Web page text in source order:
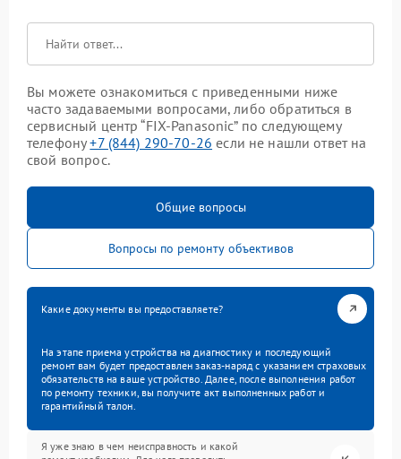
Вы можете ознакомиться с приведенными ниже
часто задаваемыми вопросами, либо обратиться в
сервисный центр “FIX-Panasonic” по следующему
телефону+7 (844) 290-70-26 если не нашли ответ на
свой вопрос.
Общие вопросы
Вопросы по ремонту объективов
Какие документы вы предоставляете?
На этапе приема устройства на диагностику и последующий
ремонт вам будет предоставлен заказ-наряд с указанием страховых
обязательств на ваше устройство. Далее, после выполнения работ
по ремонту техники, вы получите акт выполненных работ и
гарантийный талон.
Я уже знаю в чем неисправность и какой